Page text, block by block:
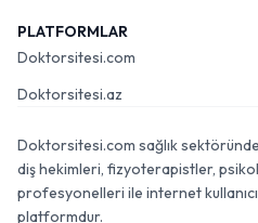
PLATFORMLAR
Doktorsitesi.com
Doktorsitesi.az
Doktorsitesi.com sağlık
diş hekimleri, fizyoterapistler,
profesyonelleri ile internet
platformdur.